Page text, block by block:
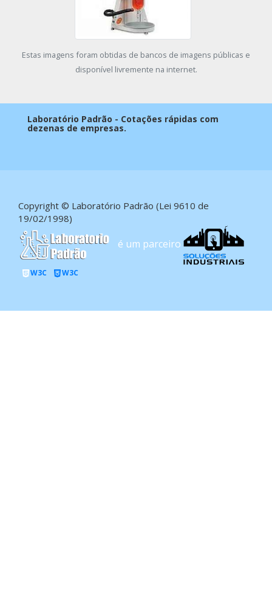
Estas imagens foram obtidas de bancos de imagens públicas e
disponível livremente na internet.
Laboratório Padrão - Cotações rápidas com
dezenas de empresas.
Copyright © Laboratório Padrão (Lei 9610 de
19/02/1998)
é um parceiro
W3C W3C